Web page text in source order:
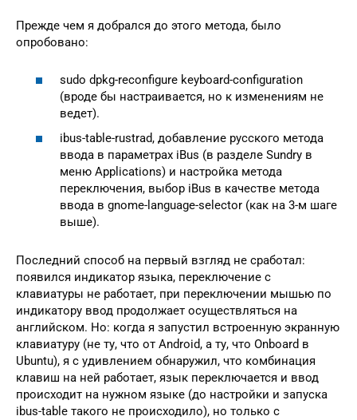
Прежде чем я добрался до этого метода, было
опробовано:
sudo dpkg-reconfigure keyboard-configuration
(вроде бы настраивается, но к изменениям не
ведет).
ibus-table-rustrad, добавление русского метода
ввода в параметрах iBus (в разделе Sundry в
меню Applications) и настройка метода
переключения, выбор iBus в качестве метода
ввода в gnome-language-selector (как на 3-м шаге
выше).
Последний способ на первый взгляд не сработал:
появился индикатор языка, переключение с
клавиатуры не работает, при переключении мышью по
индикатору ввод продолжает осуществляться на
английском. Но: когда я запустил встроенную экранную
клавиатуру (не ту, что от Android, а ту, что Onboard в
Ubuntu), я с удивлением обнаружил, что комбинация
клавиш на ней работает, язык переключается и ввод
происходит на нужном языке (до настройки и запуска
ibus-table такого не происходило), но только с